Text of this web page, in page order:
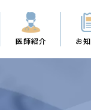
医師紹介 お